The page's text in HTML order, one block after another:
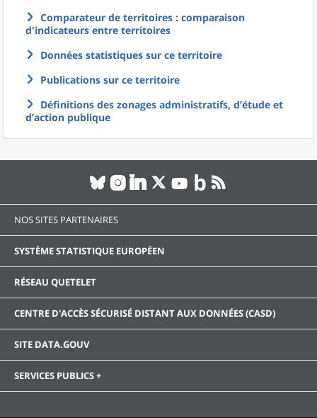
Comparateur de territoires : comparaison
d'indicateurs entre territoires
Données statistiques sur ce territoire
Publications sur ce territoire
Définitions des zonages administratifs, d’étude et
d’action publique
NOS SITES PARTENAIRES
SYSTÈME STATISTIQUE EUROPÉEN
RÉSEAU QUETELET
CENTRE D'ACCÈS SÉCURISÉ DISTANT AUX DONNÉES (CASD)
SITE DATA.GOUV
SERVICES PUBLICS +